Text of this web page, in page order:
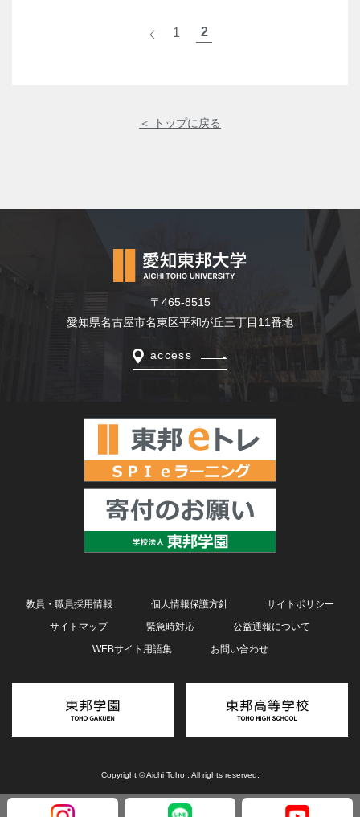
<
1 2
＜ トップに戻る
〒465-8515
愛知県名古屋市名東区平和が丘三丁目11番地
access
教員・職員採用情報 個人情報保護方針
サイトポリシー
サイトマップ
緊急時対応
公益通報について
WEBサイト用語集
お問い合わせ
Copyright © Aichi Toho , All rights reserved.